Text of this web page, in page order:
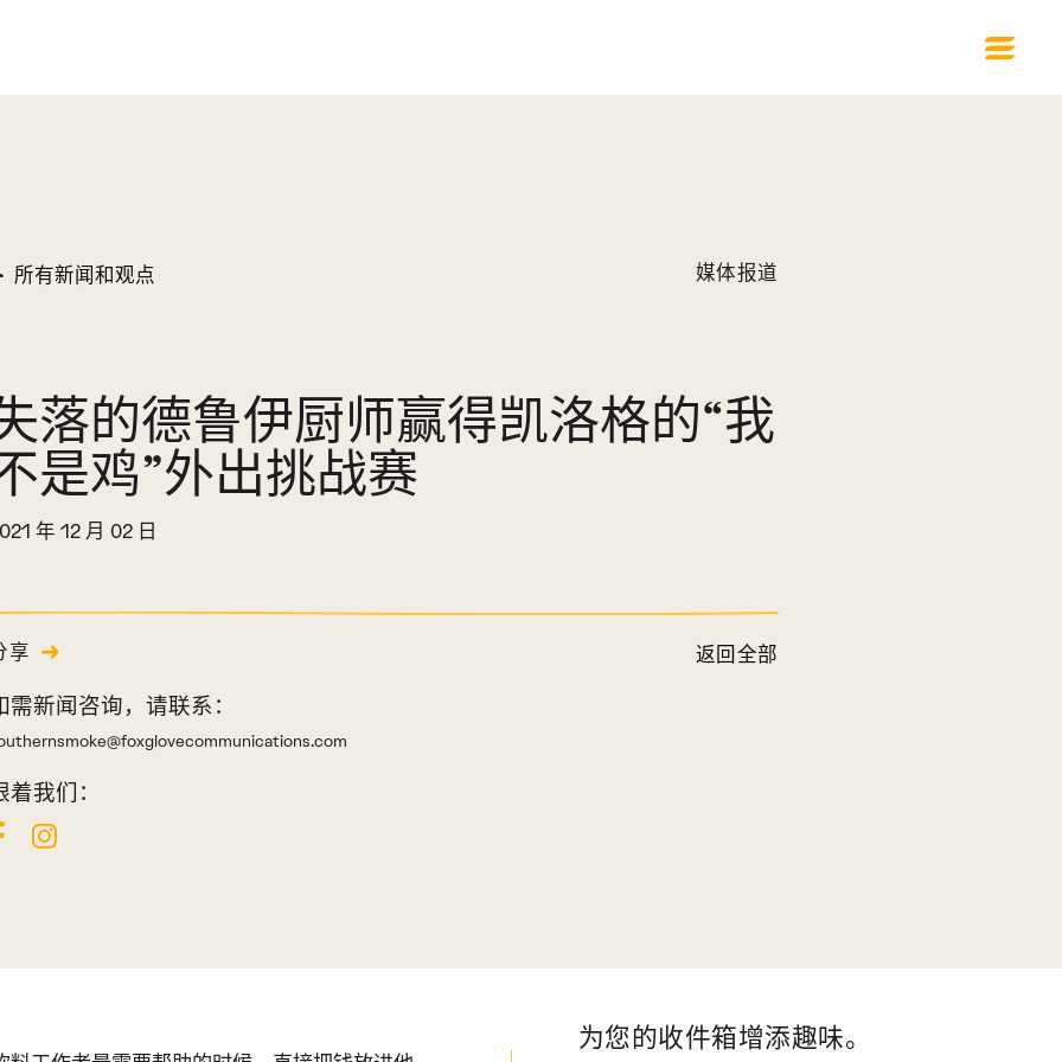
所有新闻和观点 媒体报道
落的德鲁伊厨师赢得凯洛格的“我
是鸡”外出挑战赛
年 12 月 02 日
享 返回全部
需新闻咨询，请联系：
着我们：
为您的收件箱增添趣味。